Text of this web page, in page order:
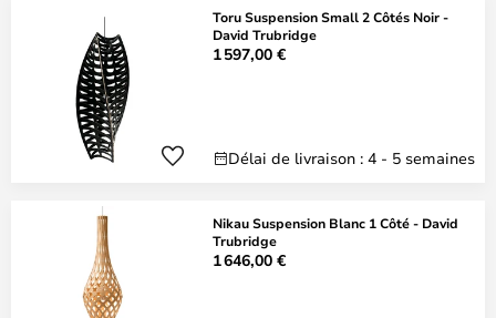
Toru Suspension Small 2 Côtés Noir -
David Trubridge
1 597,00 €
Délai de livraison : 4 - 5 semaines
Nikau Suspension Blanc 1 Côté - David
Trubridge
1 646,00 €